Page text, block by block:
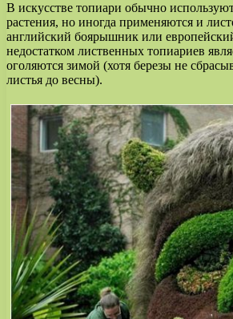
В искусстве топиари обычно
растения, но иногда применяются и
английский боярышник или
недостатком лиственных топиариев
оголяются зимой (хотя березы не
листья до весны).